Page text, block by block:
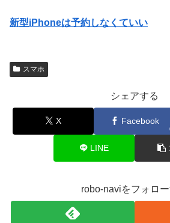
新型iPhoneは予約しなくていい
スマホ
シェアする
X Facebook
LINE
robo-naviをフォロ